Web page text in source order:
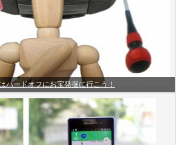
ハードオフにお宝発掘に行こう！